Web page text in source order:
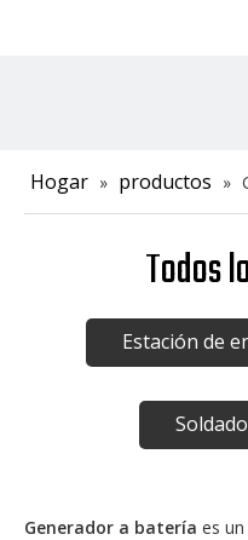
Hogar » productos »
Todos
Estación de
Generador a batería es